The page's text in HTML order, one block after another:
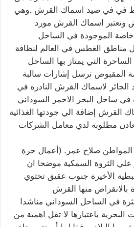
في في صيد اسماك القرش .وهي
وتعتبر اسماك القرش مورد
خاصة الموجودة في الساحل
مناطق الغطس في العالم لنظافة
الساحرة التي يمتاز بها الساحل
المقبوض ترسل إشارات سالبة
لاسماك القرش النادره في
في ساحل البحر الاحمر السوداني
القرش إضافة الي جودتها الغذائية
مطلوبه لدي معامل الشركات
صلاح عمر. (أعمال حرة
علي الثروة السمكية موضحا ان
الأخيرة جنوب عقيق تحتوي
بالانقراض منها القرش
في الساحل السوداني مناشدا
البحرية باعتبارها لا تقل اهمية من